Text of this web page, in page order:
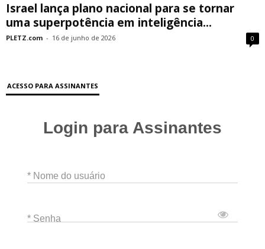
Israel lança plano nacional para se tornar
uma superpotência em inteligência...
PLETZ.com - 16 de junho de 2026 0
ACESSO PARA ASSINANTES
Login para Assinantes
* Nome do usuário
* Senha